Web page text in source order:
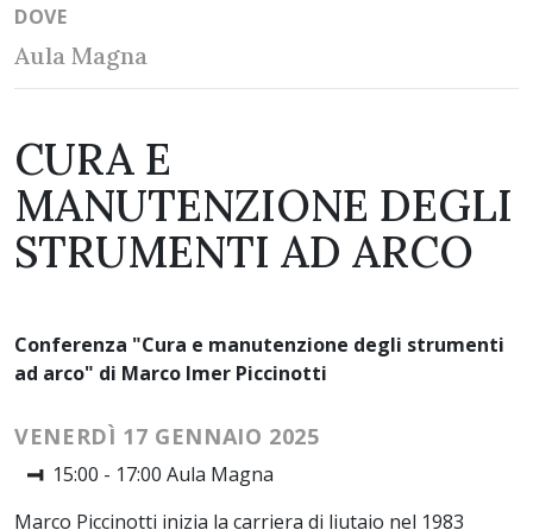
DOVE
Aula Magna
CURA E
MANUTENZIONE DEGLI
STRUMENTI AD ARCO
Conferenza "Cura e manutenzione degli strumenti
ad arco" di Marco Imer Piccinotti
VENERDÌ 17 GENNAIO 2025
15:00 - 17:00 Aula Magna
Marco Piccinotti inizia la carriera di liutaio nel 1983